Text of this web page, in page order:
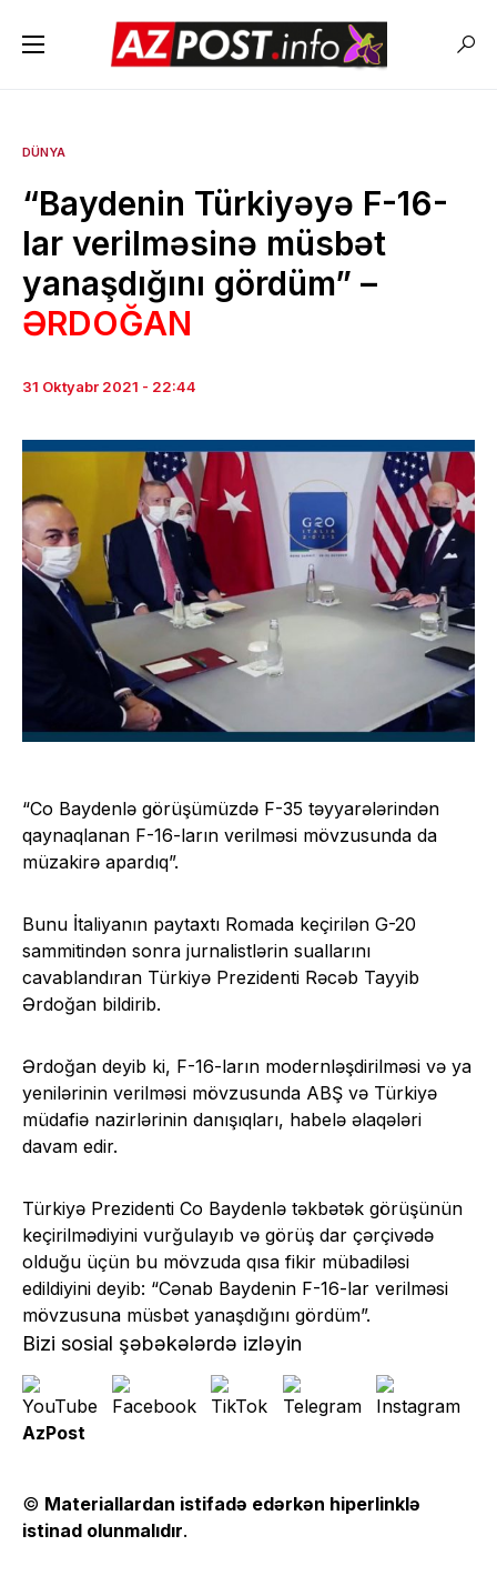
DÜNYA
“Baydenin Türkiyəyə F-16-
lar verilməsinə müsbət
yanaşdığını gördüm” –
ƏRDOĞAN
31 Oktyabr 2021 - 22:44
“Co Baydenlə görüşümüzdə F-35 təyyarələrindən
qaynaqlanan F-16-ların verilməsi mövzusunda da
müzakirə apardıq”.
Bunu İtaliyanın paytaxtı Romada keçirilən G-20
sammitindən sonra jurnalistlərin suallarını
cavablandıran Türkiyə Prezidenti Rəcəb Tayyib
Ərdoğan bildirib.
Ərdoğan deyib ki, F-16-ların modernləşdirilməsi və ya
yenilərinin verilməsi mövzusunda ABŞ və Türkiyə
müdafiə nazirlərinin danışıqları, habelə əlaqələri
davam edir.
Türkiyə Prezidenti Co Baydenlə təkbətək görüşünün
keçirilmədiyini vurğulayıb və görüş dar çərçivədə
olduğu üçün bu mövzuda qısa fikir mübadiləsi
edildiyini deyib: “Cənab Baydenin F-16-lar verilməsi
mövzusuna müsbət yanaşdığını gördüm”.
Bizi sosial şəbəkələrdə izləyin
AzPost
© Materiallardan istifadə edərkən hiperlinklə
istinad olunmalıdır.